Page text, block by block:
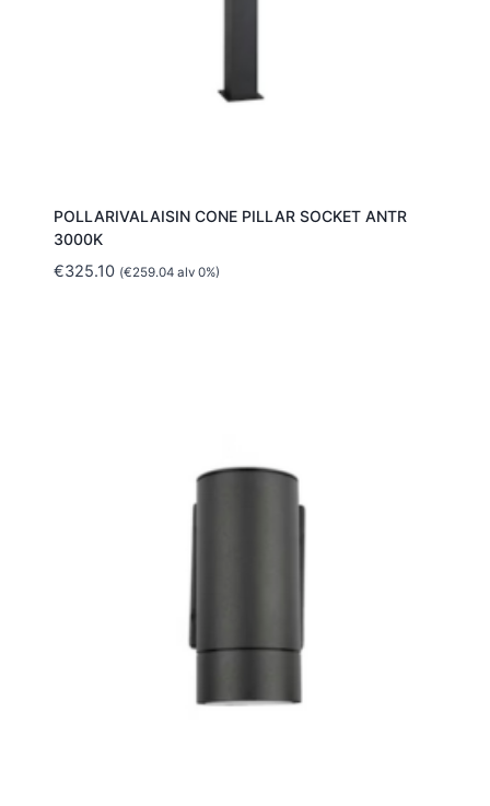
POLLARIVALAISIN CONE PILLAR SOCKET ANTR
3000K
€325.10 (€259.04alv 0%)